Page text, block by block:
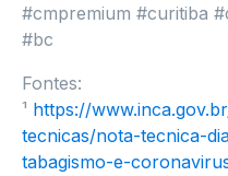
#cmpremium #curitiba
#bc
Fontes:
¹ https://
tecnicas/nota-tecnica-
tabagismo-e-